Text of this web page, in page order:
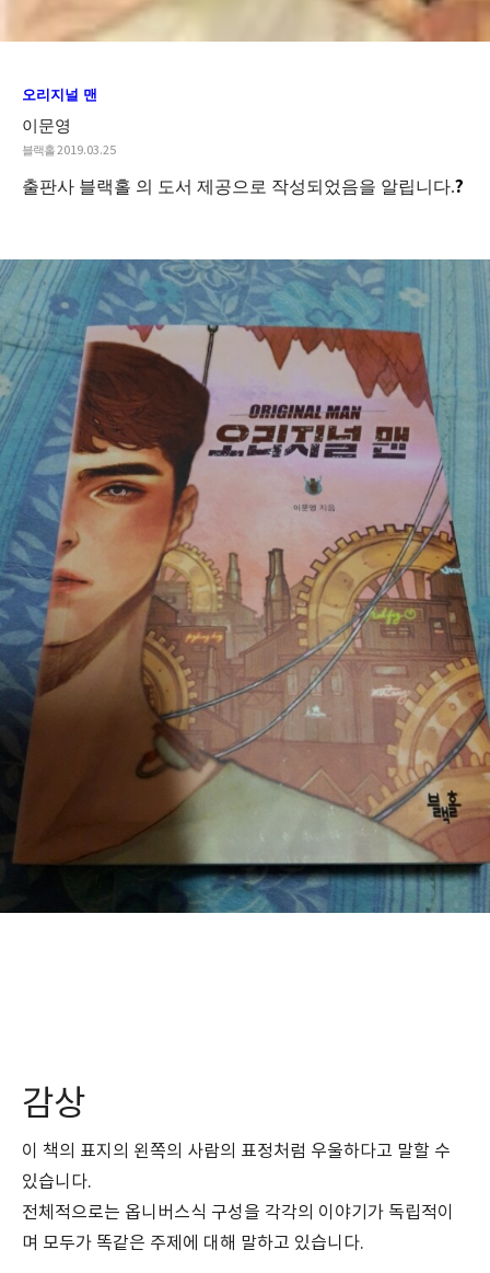
오리지널 맨
이문영
블랙홀2019.03.25
출판사 블랙홀 의 도서 제공으로 작성되었음을 알립니다.?
감상
이 책의 표지의 왼쪽의 사람의 표정처럼 우울하다고 말할 수
있습니다.
전체적으로는 옵니버스식 구성을 각각의 이야기가 독립적이
며 모두가 똑같은 주제에 대해 말하고 있습니다.